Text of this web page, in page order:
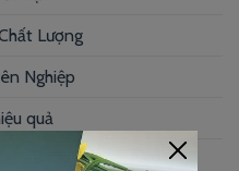
Lượng
Nghiệp
quả
nay